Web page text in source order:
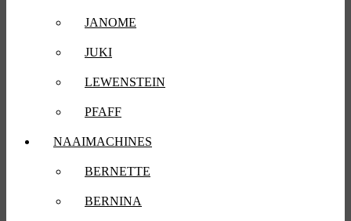
JANOME
JUKI
LEWENSTEIN
PFAFF
NAAIMACHINES
BERNETTE
BERNINA